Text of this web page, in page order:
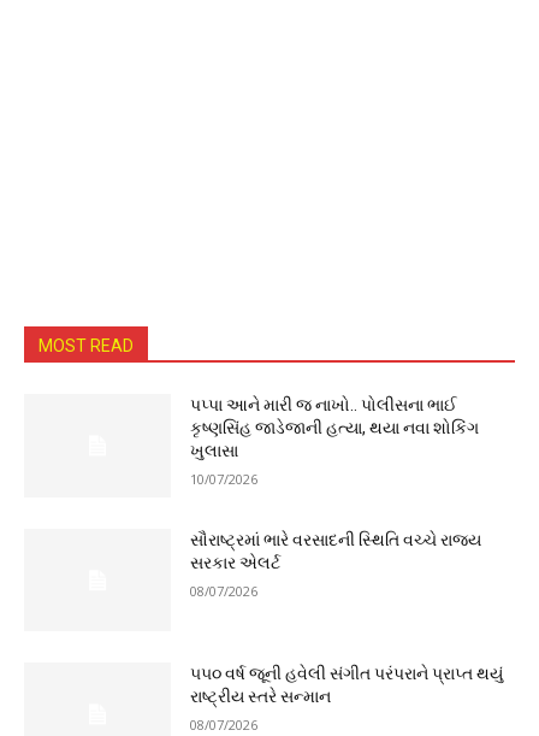
MOST READ
પપ્પા આને મારી જ નાખો.. પોલીસના ભાઈ
કૃષ્ણસિંહ જાડેજાની હત્યા, થયા નવા શોકિંગ
ખુલાસા
10/07/2026
સૌરાષ્ટ્રમાં ભારે વરસાદની સ્થિતિ વચ્ચે રાજ્ય
સરકાર એલર્ટ
08/07/2026
૫૫૦ વર્ષ જૂની હવેલી સંગીત પરંપરાને પ્રાપ્ત થયું
રાષ્ટ્રીય સ્તરે સન્માન
08/07/2026